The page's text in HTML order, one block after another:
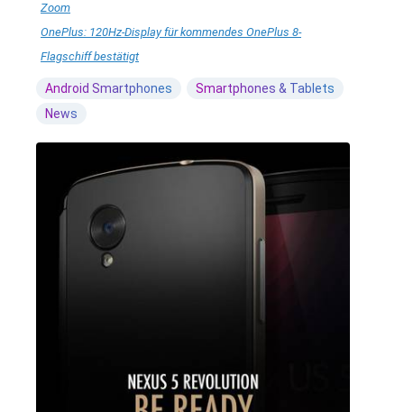
Zoom
OnePlus: 120Hz-Display für kommendes OnePlus 8-
Flagschiff bestätigt
Android Smartphones
Smartphones & Tablets
News